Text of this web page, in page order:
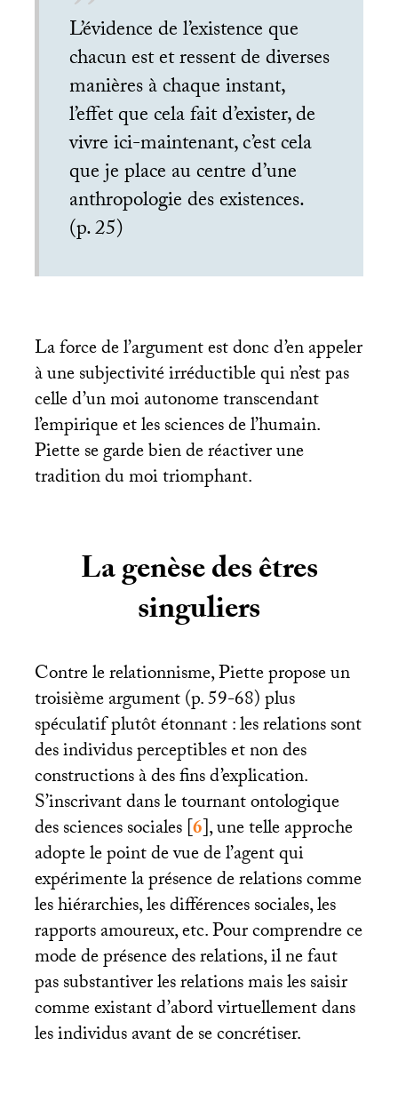
L’évidence de l’existence que
chacun est et ressent de diverses
manières à chaque instant,
l’effet que cela fait d’exister, de
vivre ici-maintenant, c’est cela
que je place au centre d’une
anthropologie des existences.
(p. 25)
La force de l’argument est donc d’en appeler
à une subjectivité irréductible qui n’est pas
celle d’un moi autonome transcendant
l’empirique et les sciences de l’humain.
Piette se garde bien de réactiver une
tradition du moi triomphant.
La genèse des êtres
singuliers
Contre le relationnisme, Piette propose un
troisième argument (p. 59-68) plus
spéculatif plutôt étonnant : les relations sont
des individus perceptibles et non des
constructions à des fins d’explication.
S’inscrivant dans le tournant ontologique
des sciences sociales[6], une telle approche
adopte le point de vue de l’agent qui
expérimente la présence de relations comme
les hiérarchies, les différences sociales, les
rapports amoureux, etc. Pour comprendre ce
mode de présence des relations, il ne faut
pas substantiver les relations mais les saisir
comme existant d’abord virtuellement dans
les individus avant de se concrétiser.